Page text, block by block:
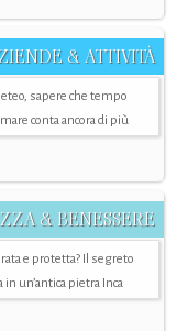
& ATTIVITÀ
sapere che tempo
conta ancora di più
& BENESSERE
e protetta? Il segreto
in un’antica pietra Inca